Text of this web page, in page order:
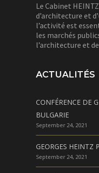
Le Cabinet
d’architecture et
l’activité est
les marchés
l’architecture et
ACTUALITÉS
CONFÉRENCE DE
BULGARIE
September 24, 2021
GEORGES HEINTZ
September 24, 2021